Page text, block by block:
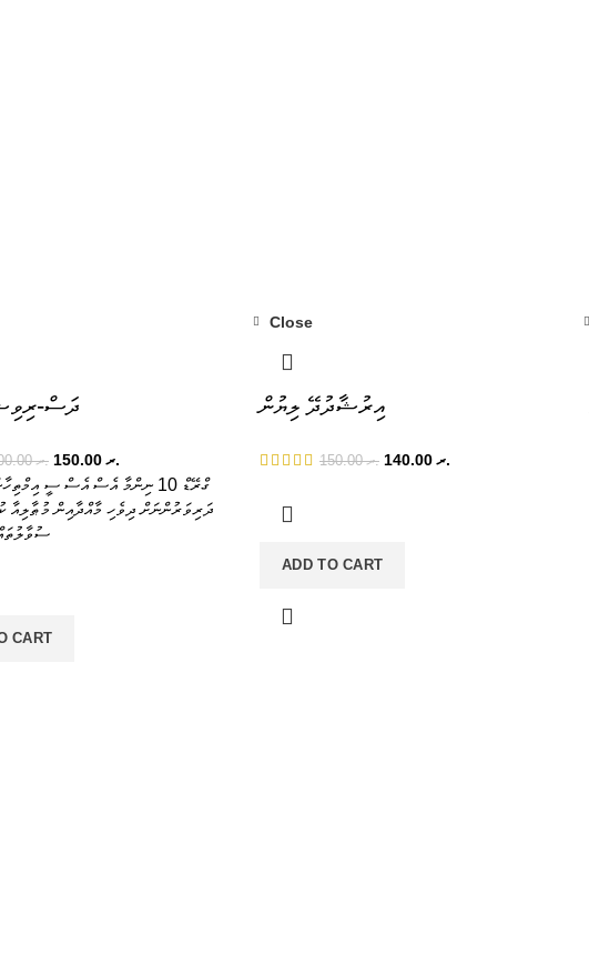
ދަސް-
.ރ200.00 .ރ150.00
ގްރޭޑް 10 ނިންމާ އެސް އެސް ސީ
ދަރިވަރުންނަށް ދިވެހި މާއްދާއިން މުޠާލިއާ
CART
Close
އިރުޝާދުދޭ ލިޔުން
.ރ150.00 .ރ140.00
ADD TO CART